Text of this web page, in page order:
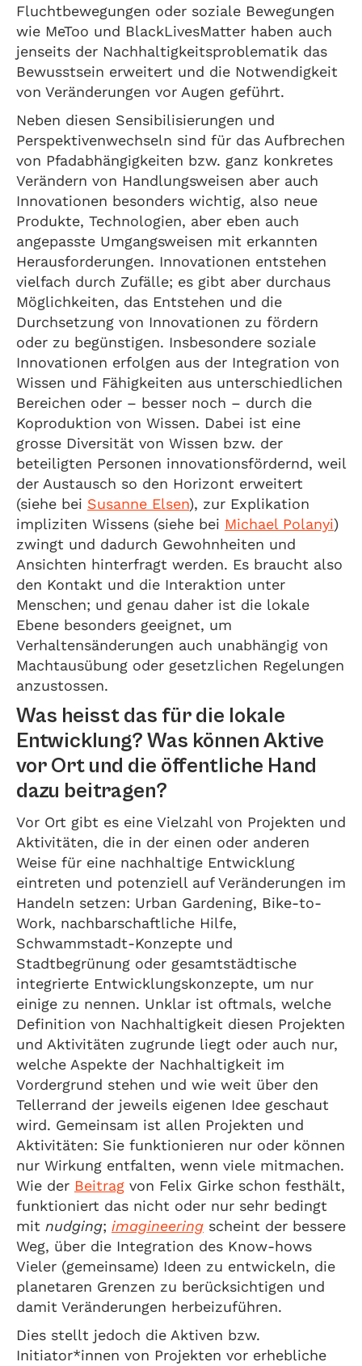
Fluchtbewegungen oder soziale Bewegungen
wie MeToo und BlackLivesMatter haben auch
jenseits der Nachhaltigkeitsproblematik das
Bewusstsein erweitert und die Notwendigkeit
von Veränderungen vor Augen geführt.
Neben diesen Sensibilisierungen und
Perspektivenwechseln sind für das Aufbrechen
von Pfadabhängigkeiten bzw. ganz konkretes
Verändern von Handlungsweisen aber auch
Innovationen besonders wichtig, also neue
Produkte, Technologien, aber eben auch
angepasste Umgangsweisen mit erkannten
Herausforderungen. Innovationen entstehen
vielfach durch Zufälle; es gibt aber durchaus
Möglichkeiten, das Entstehen und die
Durchsetzung von Innovationen zu fördern
oder zu begünstigen. Insbesondere soziale
Innovationen erfolgen aus der Integration von
Wissen und Fähigkeiten aus unterschiedlichen
Bereichen oder – besser noch – durch die
Koproduktion von Wissen. Dabei ist eine
grosse Diversität von Wissen bzw. der
beteiligten Personen innovationsfördernd, weil
der Austausch so den Horizont erweitert
(siehe bei Susanne Elsen), zur Explikation
impliziten Wissens (siehe bei Michael Polanyi)
zwingt und dadurch Gewohnheiten und
Ansichten hinterfragt werden. Es braucht also
den Kontakt und die Interaktion unter
Menschen; und genau daher ist die lokale
Ebene besonders geeignet, um
Verhaltensänderungen auch unabhängig von
Machtausübung oder gesetzlichen Regelungen
anzustossen.
Was heisst das für die lokale
Entwicklung? Was können Aktive
vor Ort und die öffentliche Hand
dazu beitragen?
Vor Ort gibt es eine Vielzahl von Projekten und
Aktivitäten, die in der einen oder anderen
Weise für eine nachhaltige Entwicklung
eintreten und potenziell auf Veränderungen im
Handeln setzen: Urban Gardening, Bike-to-
Work, nachbarschaftliche Hilfe,
Schwammstadt-Konzepte und
Stadtbegrünung oder gesamtstädtische
integrierte Entwicklungskonzepte, um nur
einige zu nennen. Unklar ist oftmals, welche
Definition von Nachhaltigkeit diesen Projekten
und Aktivitäten zugrunde liegt oder auch nur,
welche Aspekte der Nachhaltigkeit im
Vordergrund stehen und wie weit über den
Tellerrand der jeweils eigenen Idee geschaut
wird. Gemeinsam ist allen Projekten und
Aktivitäten: Sie funktionieren nur oder können
nur Wirkung entfalten, wenn viele mitmachen.
Wie der Beitrag von Felix Girke schon festhält,
funktioniert das nicht oder nur sehr bedingt
mit nudging; imagineering scheint der bessere
Weg, über die Integration des Know-hows
Vieler (gemeinsame) Ideen zu entwickeln, die
planetaren Grenzen zu berücksichtigen und
damit Veränderungen herbeizuführen.
Dies stellt jedoch die Aktiven bzw.
Initiator*innen von Projekten vor erhebliche